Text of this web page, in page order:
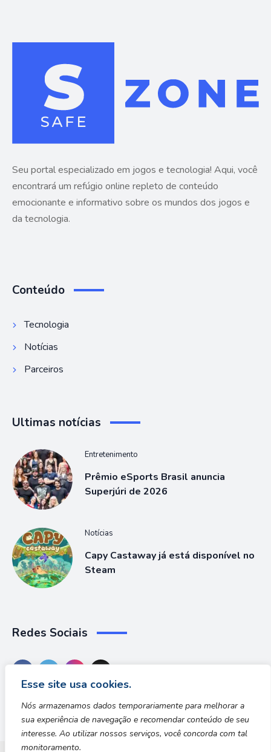
Esse site usa cookies.
Nós armazenamos dados temporariamente para melhorar a
sua experiência de navegação e recomendar conteúdo de seu
interesse. Ao utilizar nossos serviços, você concorda com tal
monitoramento.
Seu portal especializado em jogos e tecnologia! Aqui, você
encontrará um refúgio online repleto de conteúdo
emocionante e informativo sobre os mundos dos jogos e
da tecnologia.
Conteúdo
Tecnologia
Notícias
Parceiros
Ultimas notícias
Entretenimento
Prêmio eSports Brasil anuncia
Superjúri de 2026
Notícias
Capy Castaway já está disponível no
Steam
Redes Sociais